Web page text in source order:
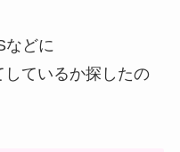
などに
しているか探したの